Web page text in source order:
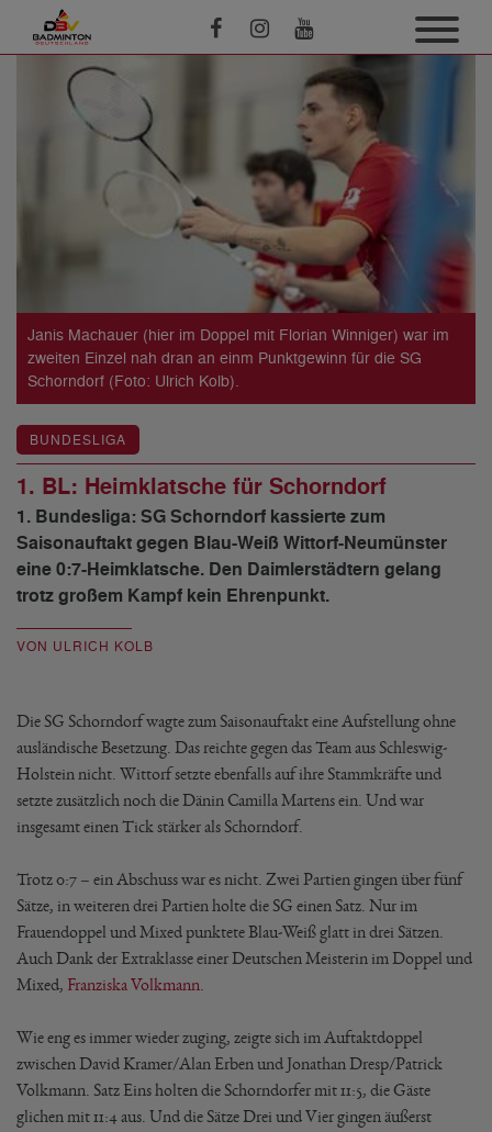
Janis Machauer (hier im Doppel mit Florian Winniger) war im
zweiten Einzel nah dran an einm Punktgewinn für die SG
Schorndorf (Foto: Ulrich Kolb).
BUNDESLIGA
1. BL: Heimklatsche für Schorndorf
1. Bundesliga: SG Schorndorf kassierte zum
Saisonauftakt gegen Blau-Weiß Wittorf-Neumünster
eine 0:7-Heimklatsche. Den Daimlerstädtern gelang
trotz großem Kampf kein Ehrenpunkt.
VON ULRICH KOLB
Die SG Schorndorf wagte zum Saisonauftakt eine Aufstellung ohne
ausländische Besetzung. Das reichte gegen das Team aus Schleswig-
Holstein nicht. Wittorf setzte ebenfalls auf ihre Stammkräfte und
setzte zusätzlich noch die Dänin Camilla Martens ein. Und war
insgesamt einen Tick stärker als Schorndorf.
Trotz 0:7 – ein Abschuss war es nicht. Zwei Partien gingen über fünf
Sätze, in weiteren drei Partien holte die SG einen Satz. Nur im
Frauendoppel und Mixed punktete Blau-Weiß glatt in drei Sätzen.
Auch Dank der Extraklasse einer Deutschen Meisterin im Doppel und
Mixed, Franziska Volkmann
Wie eng es immer wieder zuging, zeigte sich im Auftaktdoppel
zwischen David Kramer/Alan Erben und Jonathan Dresp/Patrick
Volkmann. Satz Eins holten die Schorndorfer mit 11:5, die Gäste
glichen mit 11:4 aus. Und die Sätze Drei und Vier gingen äußerst